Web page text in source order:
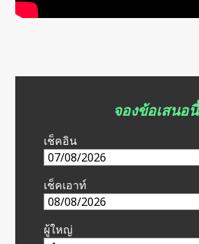
จองข้อเสนอนี้
เช็คอิน
เช็คเอาท์
ผู้ใหญ่